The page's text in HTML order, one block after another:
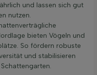
und lassen sich gut
nutzen.
bieten Vögeln und
So fördern robuste
und stabilisieren